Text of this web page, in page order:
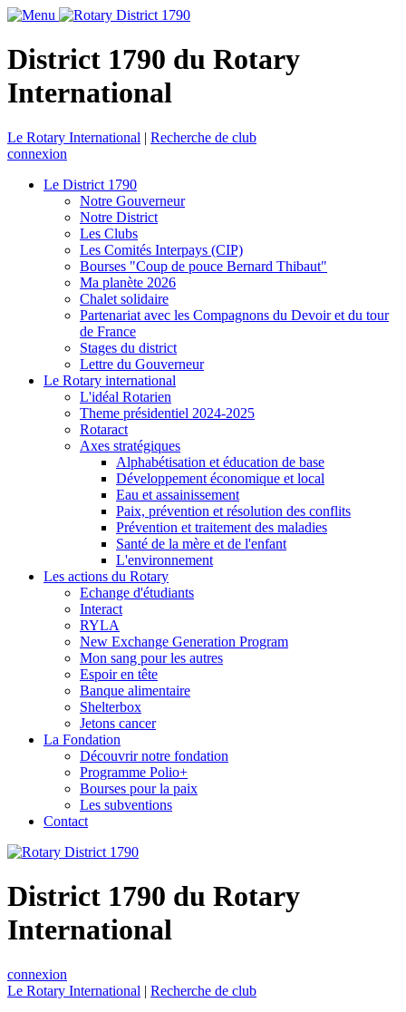
District 1790 du Rotary
International
Le Rotary International | Recherche de club
connexion
Le District 1790
Notre Gouverneur
Notre District
Les Clubs
Les Comités Interpays (CIP)
Bourses "Coup de pouce Bernard Thibaut"
Ma planète 2026
Chalet solidaire
Partenariat avec les Compagnons du Devoir et du tour
de France
Stages du district
Lettre du Gouverneur
Le Rotary international
L'idéal Rotarien
Theme présidentiel 2024-2025
Rotaract
Axes stratégiques
Alphabétisation et éducation de base
Développement économique et local
Eau et assainissement
Paix, prévention et résolution des conflits
Prévention et traitement des maladies
Santé de la mère et de l'enfant
L'environnement
Les actions du Rotary
Echange d'étudiants
Interact
RYLA
New Exchange Generation Program
Mon sang pour les autres
Espoir en tête
Banque alimentaire
Shelterbox
Jetons cancer
La Fondation
Découvrir notre fondation
Programme Polio+
Bourses pour la paix
Les subventions
Contact
District 1790 du Rotary
International
connexion
Le Rotary International | Recherche de club